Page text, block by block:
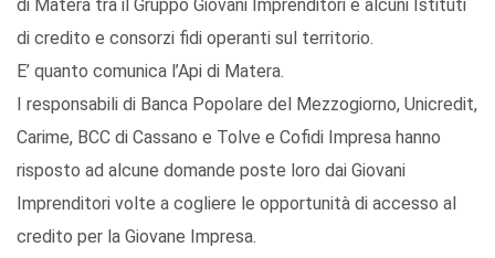
di Matera tra il Gruppo Giovani Imprenditori e alcuni Istituti
di credito e consorzi fidi operanti sul territorio.
E’ quanto comunica l’Api di Matera.
I responsabili di Banca Popolare del Mezzogiorno, Unicredit,
Carime, BCC di Cassano e Tolve e Cofidi Impresa hanno
risposto ad alcune domande poste loro dai Giovani
Imprenditori volte a cogliere le opportunità di accesso al
credito per la Giovane Impresa.